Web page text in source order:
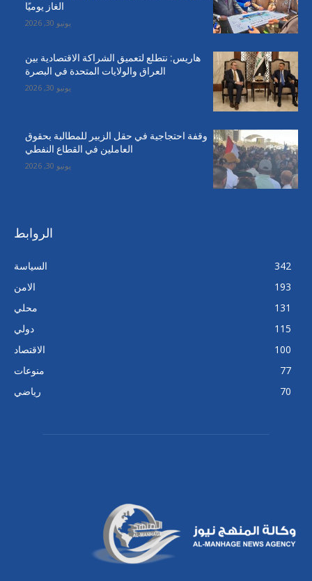
الغاز يوميًا
يونيو 30, 2026
هاريس: نتطلع لتعميق الشراكة الاقتصادية بين
العراق والولايات المتحدة في البصرة
يونيو 30, 2026
وقفة احتجاجية في حقل الزبير للمطالبة بحقوق
العاملين في القطاع النفطي
يونيو 30, 2026
الروابط
السياسة
342
الامن
193
محلي
131
دولي
115
الاقتصاد
100
منوعات
77
رياضي
70